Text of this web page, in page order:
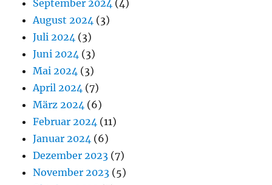
September 2024 (4)
August 2024 (3)
Juli 2024 (3)
Juni 2024 (3)
Mai 2024 (3)
April 2024 (7)
März 2024 (6)
Februar 2024 (11)
Januar 2024 (6)
Dezember 2023 (7)
November 2023 (5)